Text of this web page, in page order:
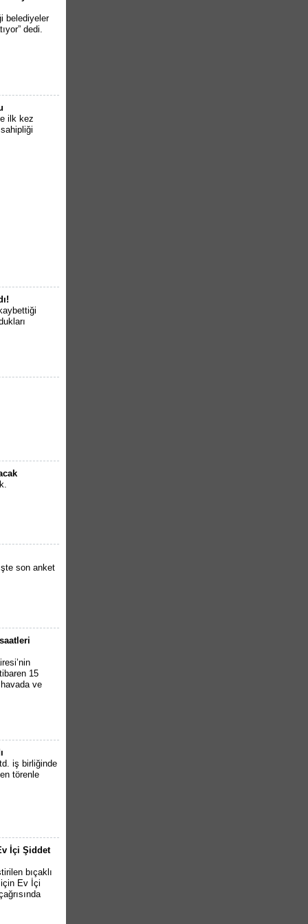
belediyeler
dedi.
ilk kez
son anket
15
ve
iş birliğinde
törenle
İçi Şiddet
bıçaklı
için Ev İçi